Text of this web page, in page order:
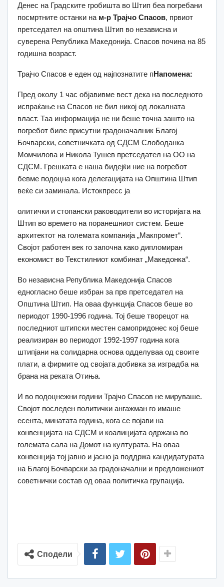
Денес на Градските гробишта во Штип беа погребани
посмртните останки на м-р Трајчо Спасов, првиот
претседател на општина Штип во независна и
суверена Република Македонија. Спасов почина на 85
годишна возраст.
Трајчо Спасов е еден од најпознатите пНапомена:
Пред околу 1 час објавивме вест дека на последното
испраќање на Спасов не бил никој од локалната
власт. Таа информација не ни беше точна зашто на
погребот биле присутни градоначалник Благој
Бочварски, советничката од СДСМ Слободанка
Момчилова и Никола Тушев претседател на ОО на
СДСМ. Грешката е наша бидејќи ние на погребот
бевме подоцна кога делегацијата на Општина Штип
веќе си заминала. Истокпресс ја
олитички и стопански раководители во историјата на
Штип во времето на поранешниот систем. Беше
архитектот на големата компанија „Макпромет“.
Својот работен век го започна како дипломиран
економист во Текстилниот комбинат „Македонка“.
Во независна Република Македонија Спасов
едногласно беше избран за прв претседател на
Општина Штип. На оваа функција Спасов беше во
периодот 1990-1996 година. Тој беше творецот на
последниот штипски местен самопридонес кој беше
реализиран во периодот 1992-1997 година кога
штипјани на солидарна основа одделуваа од своите
плати, а фирмите од својата добивка за изградба на
брана на реката Отиња.
И во подоцнежни години Трајчо Спасов не мируваше.
Својот последен политички ангажман го имаше
есента, минатата година, кога се појави на
конвенцијата на СДСМ и коалицијата одржана во
големата сала на Домот на културата. На оваа
конвенција тој јавно и јасно ја поддржа кандидатурата
на Благој Бочварски за градоначални и предложениот
советнички состав од оваа политичка групација.
Сподели